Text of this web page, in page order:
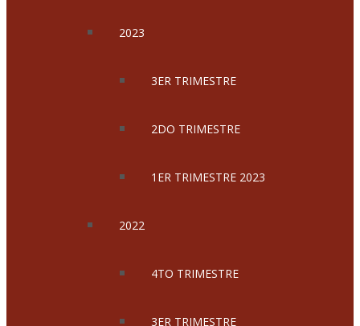
2023
3ER TRIMESTRE
2DO TRIMESTRE
1ER TRIMESTRE 2023
2022
4TO TRIMESTRE
3ER TRIMESTRE